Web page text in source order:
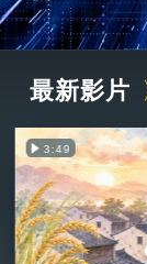
最新影片
3:49